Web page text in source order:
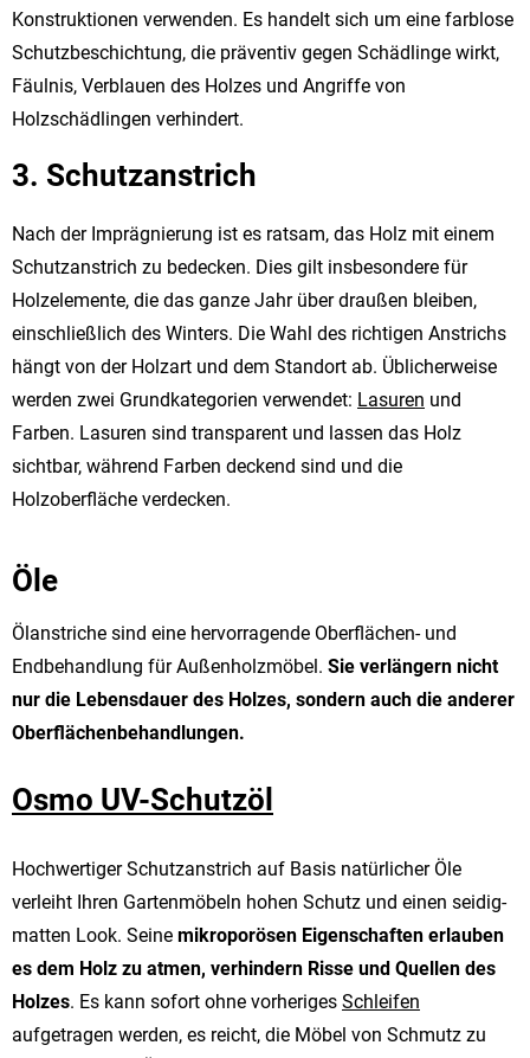
Konstruktionen verwenden. Es handelt sich um eine farblose
Schutzbeschichtung, die präventiv gegen Schädlinge wirkt,
Fäulnis, Verblauen des Holzes und Angriffe von
Holzschädlingen verhindert.
3. Schutzanstrich
Nach der Imprägnierung ist es ratsam, das Holz mit einem
Schutzanstrich zu bedecken. Dies gilt insbesondere für
Holzelemente, die das ganze Jahr über draußen bleiben,
einschließlich des Winters. Die Wahl des richtigen Anstrichs
hängt von der Holzart und dem Standort ab. Üblicherweise
werden zwei Grundkategorien verwendet: Lasuren und
Farben. Lasuren sind transparent und lassen das Holz
sichtbar, während Farben deckend sind und die
Holzoberfläche verdecken.
Öle
Ölanstriche sind eine hervorragende Oberflächen- und
Endbehandlung für Außenholzmöbel. Sie verlängern nicht
nur die Lebensdauer des Holzes, sondern auch die anderer
Oberflächenbehandlungen.
Osmo UV-Schutzöl
Hochwertiger Schutzanstrich auf Basis natürlicher Öle
verleiht Ihren Gartenmöbeln hohen Schutz und einen seidig-
matten Look. Seine mikroporösen Eigenschaften erlauben
es dem Holz zu atmen, verhindern Risse und Quellen des
Holzes. Es kann sofort ohne vorheriges Schleifen
aufgetragen werden, es reicht, die Möbel von Schmutz zu